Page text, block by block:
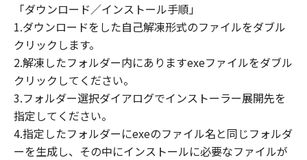
「ダウンロード／インストール手順」
1.ダウンロードをした自己解凍形式のファイルをダブル
クリックします。
2.解凍したフォルダー内にありますexeファイルをダブル
クリックしてください。
3.フォルダー選択ダイアログでインストーラー展開先を
指定してください。
4.指定したフォルダーにexeのファイル名と同じフォルダ
ーを生成し、その中にインストールに必要なファイルが